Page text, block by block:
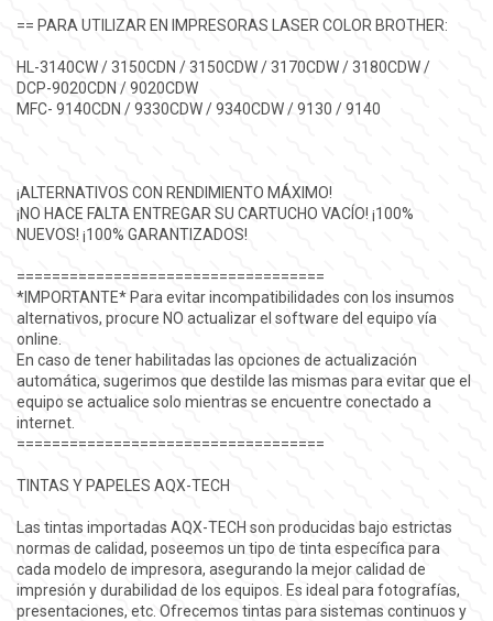
== PARA UTILIZAR EN IMPRESORAS LASER COLOR BROTHER:
HL-3140CW / 3150CDN / 3150CDW / 3170CDW / 3180CDW /
DCP-9020CDN / 9020CDW
MFC- 9140CDN / 9330CDW / 9340CDW / 9130 / 9140
¡ALTERNATIVOS CON RENDIMIENTO MÁXIMO!
¡NO HACE FALTA ENTREGAR SU CARTUCHO VACÍO! ¡100%
NUEVOS! ¡100% GARANTIZADOS!
===================================
*IMPORTANTE* Para evitar incompatibilidades con los insumos
alternativos, procure NO actualizar el software del equipo vía
online.
En caso de tener habilitadas las opciones de actualización
automática, sugerimos que destilde las mismas para evitar que el
equipo se actualice solo mientras se encuentre conectado a
internet.
===================================
TINTAS Y PAPELES AQX-TECH
Las tintas importadas AQX-TECH son producidas bajo estrictas
normas de calidad, poseemos un tipo de tinta específica para
cada modelo de impresora, asegurando la mejor calidad de
impresión y durabilidad de los equipos. Es ideal para fotografías,
presentaciones, etc. Ofrecemos tintas para sistemas continuos y